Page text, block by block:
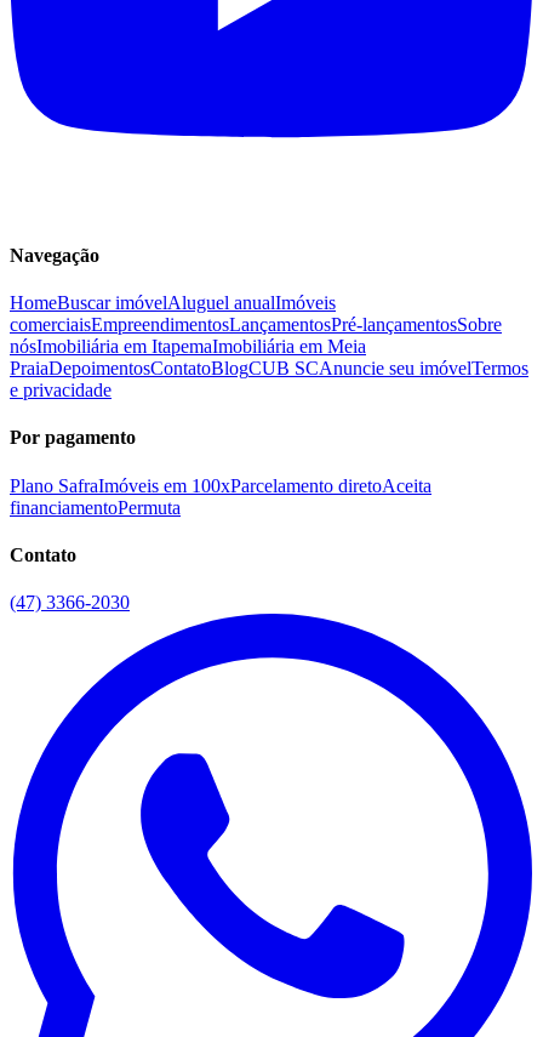
Navegação
HomeBuscar imóvelAluguel anualImóveis
comerciaisEmpreendimentosLançamentosPré-lançamentosSobre
nósImobiliária em ItapemaImobiliária em Meia
PraiaDepoimentosContatoBlogCUB SCAnuncie seu imóvelTermos
e privacidade
Por pagamento
Plano SafraImóveis em 100xParcelamento diretoAceita
financiamentoPermuta
Contato
(47) 3366-2030